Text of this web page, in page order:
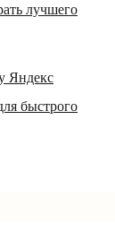
лучшего
Яндекс
быстрого